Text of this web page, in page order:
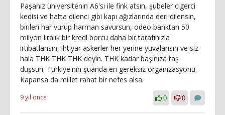
Paşanız üniversitenin A6'sı ile fink atsın, şubeler cigerci
kedisi ve hatta dilenci gibi kapı ağızlarında deri dilensin,
birileri har vurup harman savursun, odeo banktan 50
milyon liralık bir kredi borcu daha bir tarafınızla
irtibatlansın, ihtiyar askerler her yerine yuvalansın ve siz
hala THK THK THK deyin. THK kadar başınıza taş
düşsün. Türkiye'nin şuanda en gereksiz organizasyonu.
Kapansa da millet rahat bir nefes alsa.
9 yıl önce 0 0